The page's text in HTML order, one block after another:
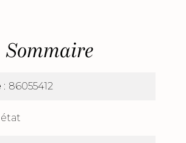
Sommaire
86055412